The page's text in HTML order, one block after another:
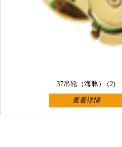
37吊轮（海豚） (2)
查看详情